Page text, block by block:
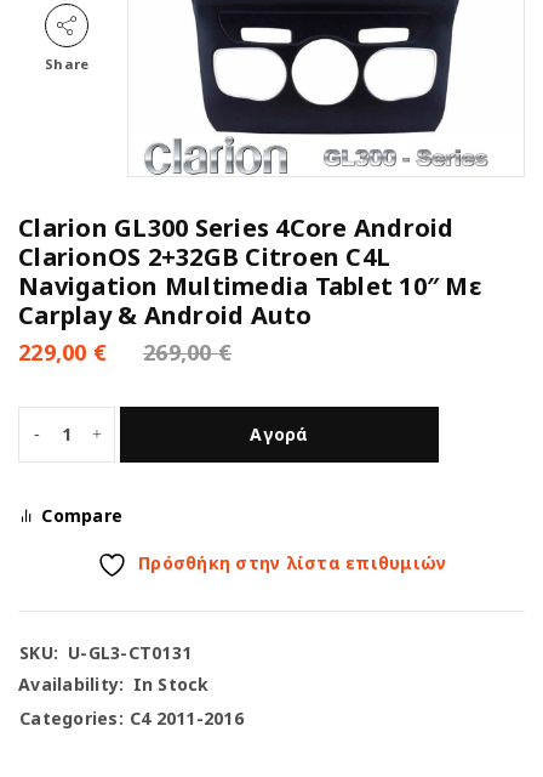
Share
Clarion GL300 Series 4Core Android
ClarionOS 2+32GB Citroen C4L
Navigation Multimedia Tablet 10″ Με
Carplay & Android Auto
269,00€
229,00 €
Αγορά
Compare
Πρόσθήκη στην λίστα επιθυμιών
SKU: U-GL3-CT0131
Availability: In Stock
Categories: C4 2011-2016